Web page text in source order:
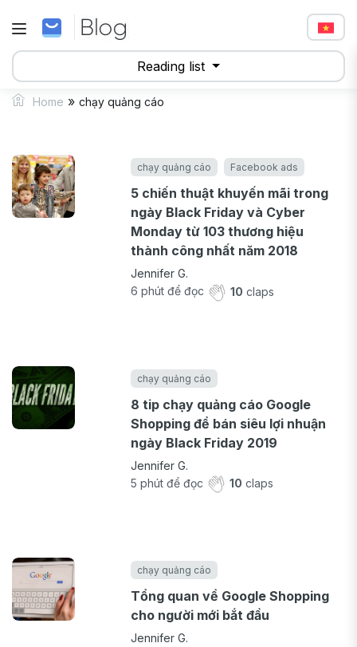
Reading list
Home » chạy quảng cáo
chạy quảng cáo Facebook ads
5 chiến thuật khuyến mãi trong
ngày Black Friday và Cyber
Monday từ 103 thương hiệu
thành công nhất năm 2018
Jennifer G.
6 phút để đọc 10 claps
chạy quảng cáo
8 tip chạy quảng cáo Google
Shopping để bán siêu lợi nhuận
ngày Black Friday 2019
Jennifer G.
5 phút để đọc 10 claps
chạy quảng cáo
Tổng quan về Google Shopping
cho người mới bắt đầu
Jennifer G.